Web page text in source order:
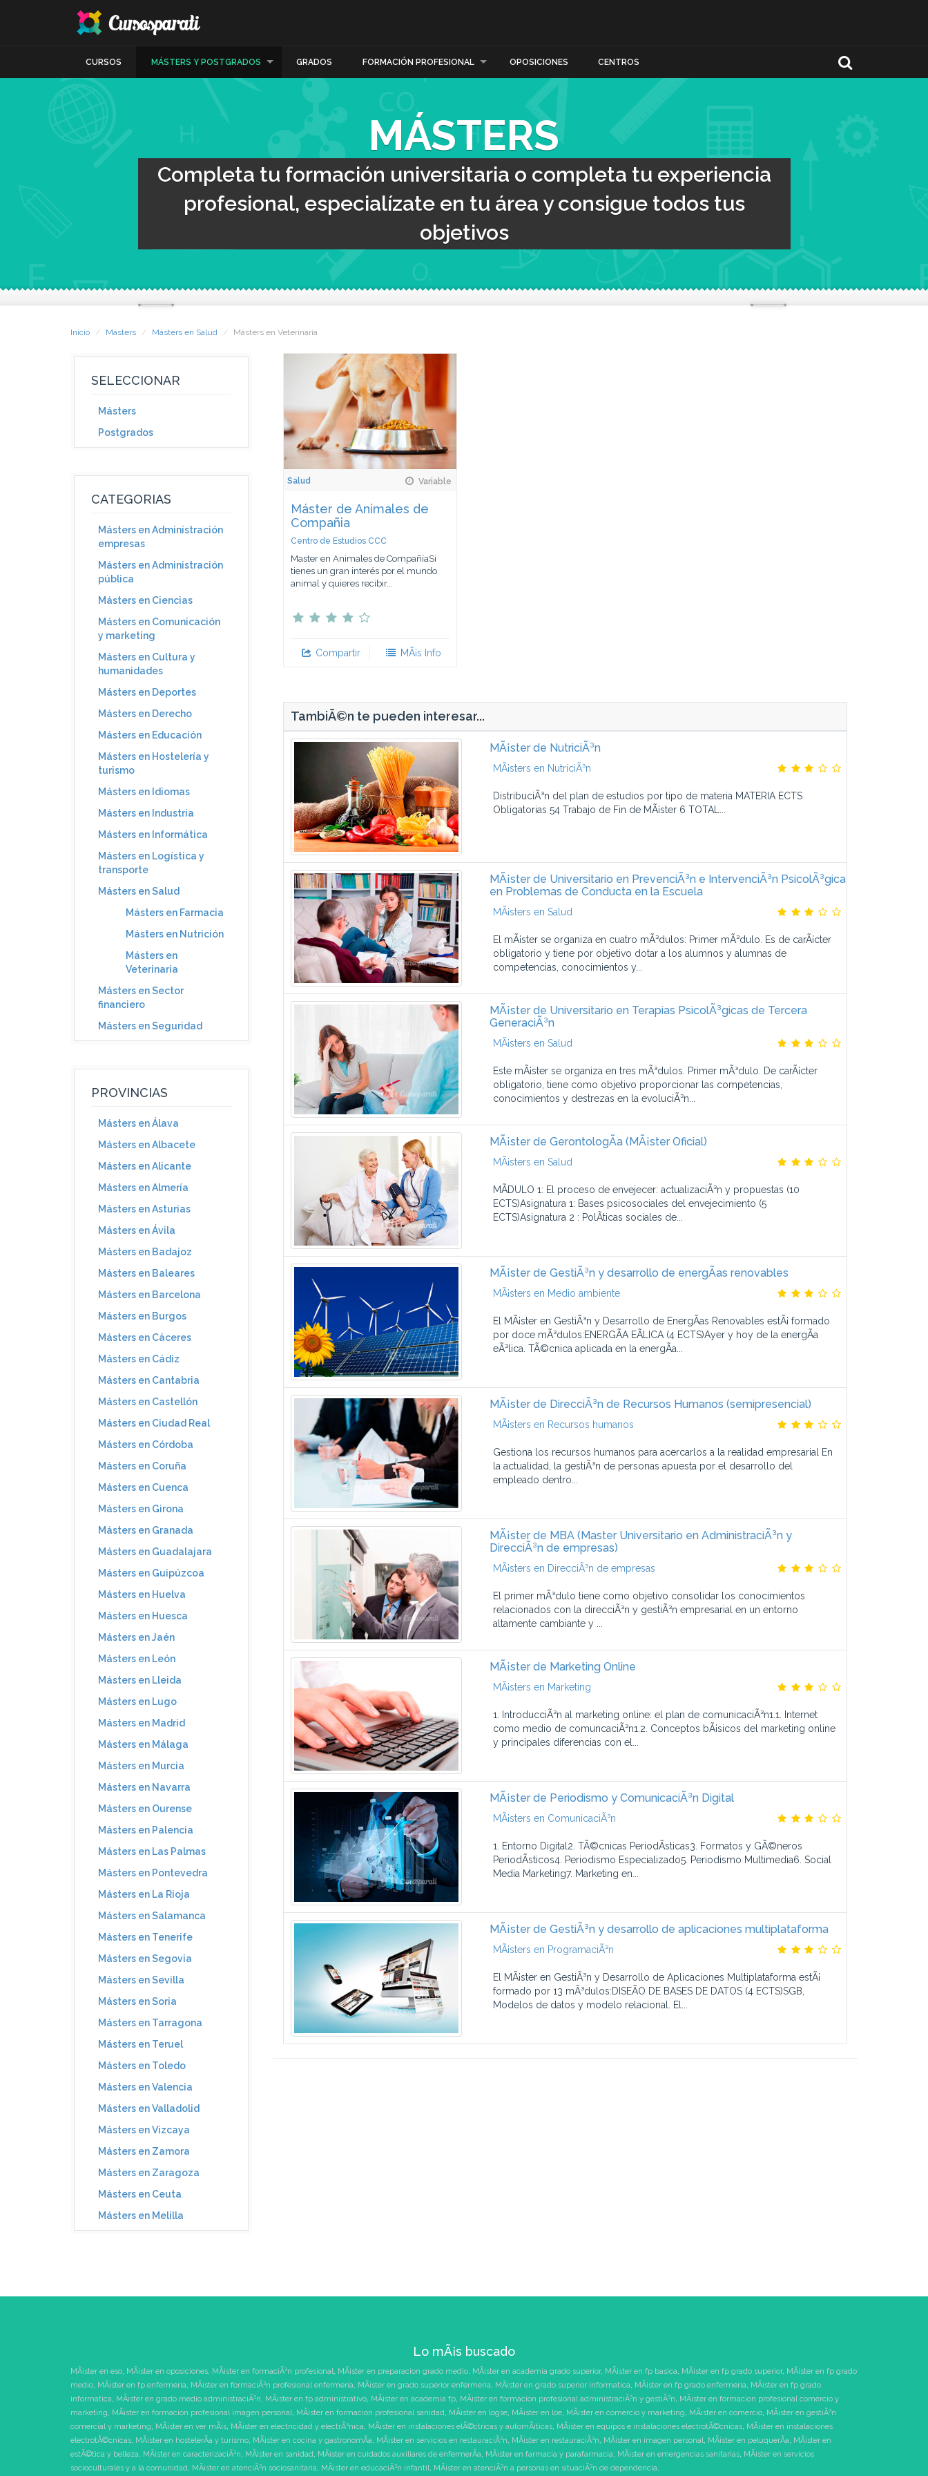
CURSOS MÁSTERS Y POSTGRADOS GRADOS FORMACIÓN PROFESIONAL OPOSICIONES CENTROS
MÁSTERS
Completa tu formación universitaria o completa tu experiencia
profesional, especialízate en tu área y consigue todos tus
objetivos
Inicio Másters Másters en Salud Másters en Veterinaria
SELECCIONAR
Másters
Postgrados
CATEGORIAS
Másters en Administración
empresas
Másters en Administración
pública
Másters en Ciencias
Másters en Comunicación
y marketing
Másters en Cultura y
humanidades
Másters en Deportes
Másters en Derecho
Másters en Educación
Másters en Hostelería y
turismo
Másters en Idiomas
Másters en Industria
Másters en Informática
Másters en Logística y
transporte
Másters en Salud
Másters en Farmacia
Másters en Nutrición
Másters en
Veterinaria
Másters en Sector
financiero
Másters en Seguridad
PROVINCIAS
Másters en Álava
Másters en Albacete
Másters en Alicante
Másters en Almería
Másters en Asturias
Másters en Ávila
Másters en Badajoz
Másters en Baleares
Másters en Barcelona
Másters en Burgos
Másters en Cáceres
Másters en Cádiz
Másters en Cantabria
Másters en Castellón
Másters en Ciudad Real
Másters en Córdoba
Másters en Coruña
Másters en Cuenca
Másters en Girona
Másters en Granada
Másters en Guadalajara
Másters en Guipúzcoa
Másters en Huelva
Másters en Huesca
Másters en Jaén
Másters en León
Másters en Lleida
Másters en Lugo
Másters en Madrid
Másters en Málaga
Másters en Murcia
Másters en Navarra
Másters en Ourense
Másters en Palencia
Másters en Las Palmas
Másters en Pontevedra
Másters en La Rioja
Másters en Salamanca
Másters en Tenerife
Másters en Segovia
Másters en Sevilla
Másters en Soria
Másters en Tarragona
Másters en Teruel
Másters en Toledo
Másters en Valencia
Másters en Valladolid
Másters en Vizcaya
Másters en Zamora
Másters en Zaragoza
Másters en Ceuta
Másters en Melilla
Salud Variable
Máster de Animales de
Compañia
Centro de Estudios CCC
Master en Animales de CompañíaSi
tienes un gran interés por el mundo
animal y quieres recibir...
Compartir MÃ¡s Info
TambiÃ©n te pueden interesar...
MÃ¡ster de NutriciÃ³n
MÃ¡sters en NutriciÃ³n
DistribuciÃ³n del plan de estudios por tipo de materia MATERIA ECTS
Obligatorias 54 Trabajo de Fin de MÃ¡ster 6 TOTAL...
MÃ¡ster de Universitario en PrevenciÃ³n e IntervenciÃ³n PsicolÃ³gica
en Problemas de Conducta en la Escuela
MÃ¡sters en Salud
El mÃ¡ster se organiza en cuatro mÃ³dulos: Primer mÃ³dulo. Es de carÃ¡cter
obligatorio y tiene por objetivo dotar a los alumnos y alumnas de
competencias, conocimientos y...
MÃ¡ster de Universitario en Terapias PsicolÃ³gicas de Tercera
GeneraciÃ³n
MÃ¡sters en Salud
Este mÃ¡ster se organiza en tres mÃ³dulos. Primer mÃ³dulo. De carÃ¡cter
obligatorio, tiene como objetivo proporcionar las competencias,
conocimientos y destrezas en la evoluciÃ³n...
MÃ¡ster de GerontologÃ­a (MÃ¡ster Oficial)
MÃ¡sters en Salud
MÃDULO 1: El proceso de envejecer: actualizaciÃ³n y propuestas (10
ECTS)Asignatura 1: Bases psicosociales del envejecimiento (5
ECTS)Asignatura 2 : PolÃ­ticas sociales de...
MÃ¡ster de GestiÃ³n y desarrollo de energÃ­as renovables
MÃ¡sters en Medio ambiente
El MÃ¡ster en GestiÃ³n y Desarrollo de EnergÃ­as Renovables estÃ¡ formado
por doce mÃ³dulos:ENERGÃA EÃLICA (4 ECTS)Ayer y hoy de la energÃ­a
eÃ³lica. TÃ©cnica aplicada en la energÃ­a...
MÃ¡ster de DirecciÃ³n de Recursos Humanos (semipresencial)
MÃ¡sters en Recursos humanos
Gestiona los recursos humanos para acercarlos a la realidad empresarial En
la actualidad, la gestiÃ³n de personas apuesta por el desarrollo del
empleado dentro...
MÃ¡ster de MBA (Master Universitario en AdministraciÃ³n y
DirecciÃ³n de empresas)
MÃ¡sters en DirecciÃ³n de empresas
El primer mÃ³dulo tiene como objetivo consolidar los conocimientos
relacionados con la direcciÃ³n y gestiÃ³n empresarial en un entorno
altamente cambiante y ...
MÃ¡ster de Marketing Online
MÃ¡sters en Marketing
1. IntroducciÃ³n al marketing online: el plan de comunicaciÃ³n1.1. Internet
como medio de comuncaciÃ³n1.2. Conceptos bÃ¡sicos del marketing online
y principales diferencias con el...
MÃ¡ster de Periodismo y ComunicaciÃ³n Digital
MÃ¡sters en ComunicaciÃ³n
1. Entorno Digital2. TÃ©cnicas PeriodÃ­sticas3. Formatos y GÃ©neros
PeriodÃ­sticos4. Periodismo Especializado5. Periodismo Multimedia6. Social
Media Marketing7. Marketing en...
MÃ¡ster de GestiÃ³n y desarrollo de aplicaciones multiplataforma
MÃ¡sters en ProgramaciÃ³n
El MÃ¡ster en GestiÃ³n y Desarrollo de Aplicaciones Multiplataforma estÃ¡
formado por 13 mÃ³dulos:DISEÃO DE BASES DE DATOS (4 ECTS)SGB,
Modelos de datos y modelo relacional. El...
Lo mÃ¡s buscado
MÃ¡ster en eso, MÃ¡ster en oposiciones, MÃ¡ster en formaciÃ³n profesional, MÃ¡ster en preparacion grado medio, MÃ¡ster en academia grado superior, MÃ¡ster en fp basica, MÃ¡ster en fp grado superior, MÃ¡ster en fp grado
medio, MÃ¡ster en fp enfermeria, MÃ¡ster en formaciÃ³n profesional enfermeria, MÃ¡ster en grado superior enfermeria, MÃ¡ster en grado superior informatica, MÃ¡ster en fp grado enfermeria, MÃ¡ster en fp grado
informatica, MÃ¡ster en grado medio administraciÃ³n, MÃ¡ster en fp administrativo, MÃ¡ster en academia fp, MÃ¡ster en formacion profesional administraciÃ³n y gestiÃ³n, MÃ¡ster en formacion profesional comercio y
marketing, MÃ¡ster en formacion profesional imagen personal, MÃ¡ster en formacion profesional sanidad, MÃ¡ster en logse, MÃ¡ster en loe, MÃ¡ster en comercio y marketing, MÃ¡ster en comercio, MÃ¡ster en gestiÃ³n
comercial y marketing, MÃ¡ster en ver mÃ¡s, MÃ¡ster en electricidad y electrÃ³nica, MÃ¡ster en instalaciones elÃ©ctricas y automÃ¡ticas, MÃ¡ster en equipos e instalaciones electrotÃ©cnicas, MÃ¡ster en instalaciones
electrotÃ©cnicas, MÃ¡ster en hostelerÃ­a y turismo, MÃ¡ster en cocina y gastronomÃ­a, MÃ¡ster en servicios en restauraciÃ³n, MÃ¡ster en restauraciÃ³n, MÃ¡ster en imagen personal, MÃ¡ster en peluquerÃ­a, MÃ¡ster en
estÃ©tica y belleza, MÃ¡ster en caracterizaciÃ³n, MÃ¡ster en sanidad, MÃ¡ster en cuidados auxiliares de enfermerÃ­a, MÃ¡ster en farmacia y parafarmacia, MÃ¡ster en emergencias sanitarias, MÃ¡ster en servicios
socioculturales y a la comunidad, MÃ¡ster en atenciÃ³n sociosanitaria, MÃ¡ster en educaciÃ³n infantil, MÃ¡ster en atenciÃ³n a personas en situaciÃ³n de dependencia,